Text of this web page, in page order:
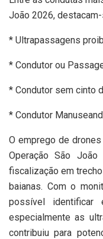
João 2026,
* Ultrapassagens
* Condutor ou
* Condutor sem cinto
* Condutor
O emprego de
Operação São
fiscalização em
baianas. Com o
possível
especialmente as
contribuiu para